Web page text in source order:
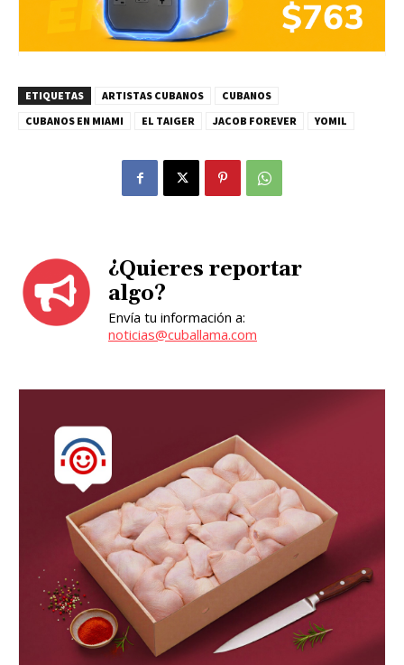
ETIQUETAS ARTISTAS CUBANOS
CUBANOS
CUBANOS EN MIAMI
EL TAIGER JACOB FOREVER YOMIL
¿Quieres reportar
algo?
Envía tu información a:
noticias@cuballama.com